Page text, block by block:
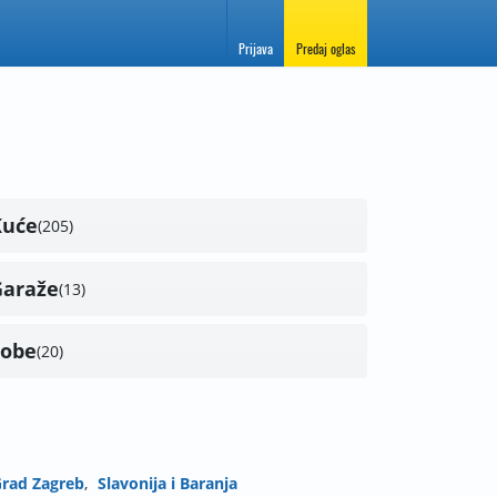
Prijava Predaj oglas
205
13
20
Zagreb Slavonija i Baranja